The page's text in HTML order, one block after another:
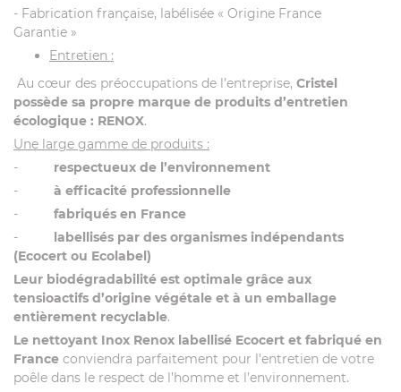
- Fabrication française, labélisée « Origine France
Garantie »
Entretien :
Au cœur des préoccupations de l’entreprise, Cristel
possède sa propre marque de produits d’entretien
écologique : RENOX.
Une large gamme de produits :
- respectueux de l’environnement
- à efficacité professionnelle
- fabriqués en France
- labellisés par des organismes indépendants
(Ecocert ou Ecolabel)
Leur biodégradabilité est optimale grâce aux
tensioactifs d’origine végétale et à un emballage
entièrement recyclable.
Le nettoyant Inox Renox labellisé Ecocert et fabriqué en
France conviendra parfaitement pour l’entretien de votre
poêle dans le respect de l’homme et l’environnement.